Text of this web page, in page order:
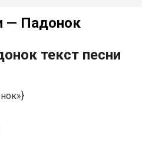
— Пaдoнoк
текст песни